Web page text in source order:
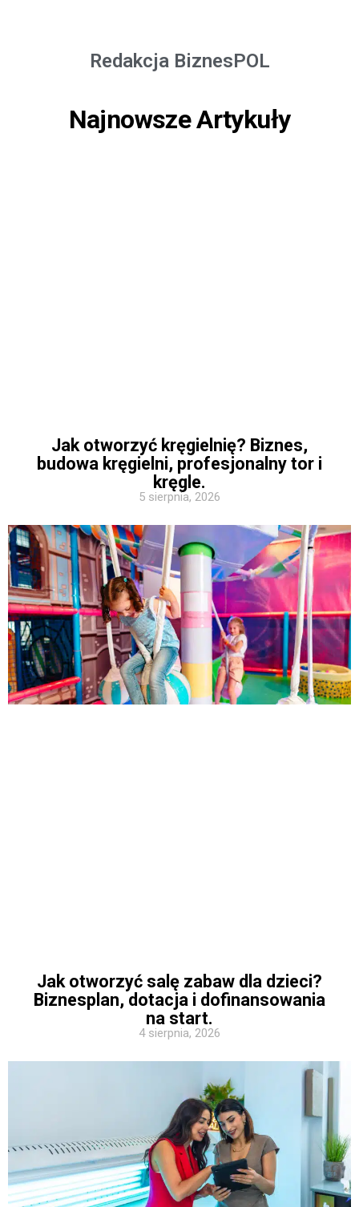
Redakcja BiznesPOL
Najnowsze Artykuły
Jak otworzyć kręgielnię? Biznes,
budowa kręgielni, profesjonalny tor i
kręgle.
5 sierpnia, 2026
Jak otworzyć salę zabaw dla dzieci?
Biznesplan, dotacja i dofinansowania
na start.
4 sierpnia, 2026